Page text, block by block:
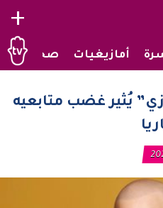
+
أمازيغيات صحراويات
يُثير غضب متابعيه